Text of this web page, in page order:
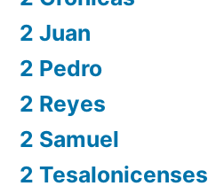
2 Juan
2 Pedro
2 Reyes
2 Samuel
2 Tesalonicenses